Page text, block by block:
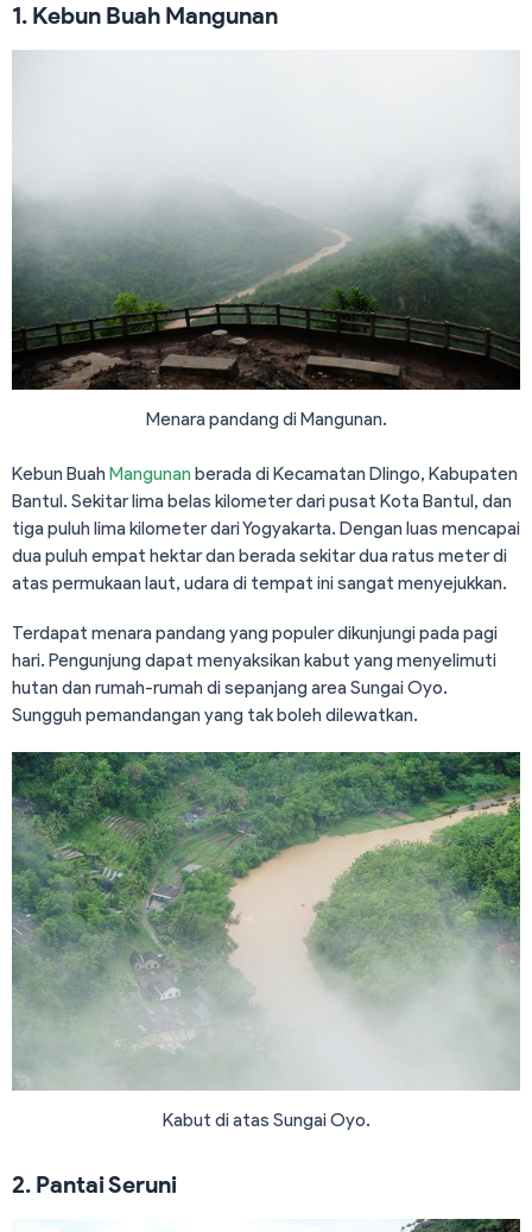
1. Kebun Buah Mangunan
Menara pandang di Mangunan.
Kebun Buah Mangunan berada di Kecamatan Dlingo, Kabupaten
Bantul. Sekitar lima belas kilometer dari pusat Kota Bantul, dan
tiga puluh lima kilometer dari Yogyakarta. Dengan luas mencapai
dua puluh empat hektar dan berada sekitar dua ratus meter di
atas permukaan laut, udara di tempat ini sangat menyejukkan.
Terdapat menara pandang yang populer dikunjungi pada pagi
hari. Pengunjung dapat menyaksikan kabut yang menyelimuti
hutan dan rumah-rumah di sepanjang area Sungai Oyo.
Sungguh pemandangan yang tak boleh dilewatkan.
Kabut di atas Sungai Oyo.
2. Pantai Seruni